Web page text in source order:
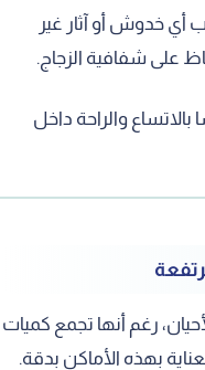
خدوش أو آثار غير
شفافية الزجاج.
والراحة داخل
رغم أنها تجمع كميات
بهذه الأماكن بدقة.